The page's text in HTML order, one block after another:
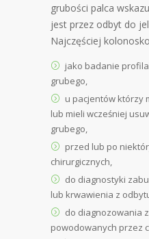
grubości palca
jest przez odbyt do
Najczęściej
jako badanie
grubego,
u pacjentów którzy
lub mieli wcześniej
grubego,
przed lub po
chirurgicznych,
do diagnostyki
lub krwawienia z
do diagnozowania
powodowanych przez